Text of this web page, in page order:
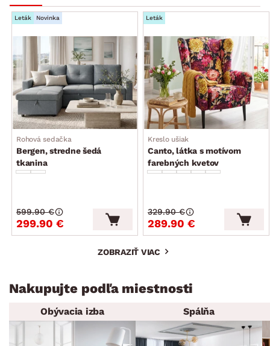
Leták Novinka
Rohová sedačka
Bergen, stredne šedá
tkanina
299.90 €
599.90 €
Leták
Kreslo ušiak
Canto, látka s motívom
farebných kvetov
289.90 €
329.90 €
ZOBRAZIŤ VIAC
Nakupujte podľa miestnosti
Obývacia izba Spálňa